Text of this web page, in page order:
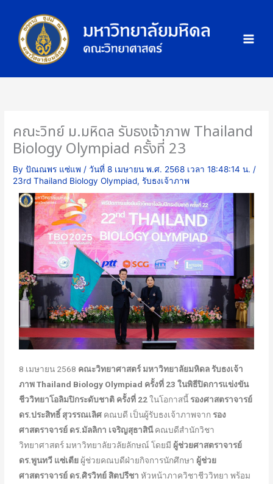
content
คณะวิทย์ ม.มหิดล รับธงเจ้าภาพ Thailand
Biology Olympiad ครั้งที่ 23
Byปัณณพร แซ่แพ /วันที่ 8 เมษายน พ.ศ. 2568 เวลา 18:48:14 น. /
23rd Thailand Biology Olympiad,รับธงเจ้าภาพ
8 เมษายน 2568 คณะวิทยาศาสตร์ มหาวิทยาลัยมหิดล รับธงเจ้า
ภาพThailand Biology Olympiad ครั้งที่ 23 ในพิธีปิดการแข่งขัน
ชีววิทยาโอลิมปิกระดับชาติ ครั้งที่ 22ในโอกาสนี้ รองศาสตราจารย์
ดร.ประสิทธิ์ สุวรรณเลิศ คณบดี เป็นผู้รับธงเจ้าภาพจาก รอง
ศาสตราจารย์ ดร.มัลลิกา เจริญสุธาสินีคณบดีสำนักวิชา
วิทยาศาสตร์ มหาวิทยาลัยวลัยลักษณ์ โดยมี ผู้ช่วยศาสตราจารย์
ดร.พูนทวี แซ่เตีย ผู้ช่วยคณบดีฝ่ายกิจการนักศึกษา ผู้ช่วย
ศาสตราจารย์ ดร.ศิรวิทย์ สิตปรีชา หัวหน้าภาควิชาชีววิทยา พร้อม
ม